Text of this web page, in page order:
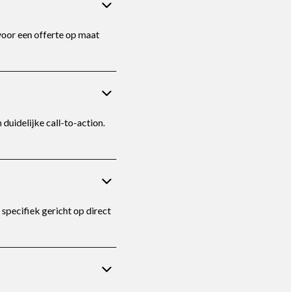
een offerte op maat
duidelijke call-to-action.
specifiek gericht op direct